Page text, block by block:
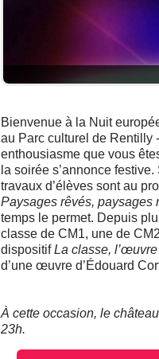
Bienvenue à la Nuit
au Parc culturel de Rentilly
enthousiasme que vous
la soirée s’annonce
travaux d’élèves sont au
Paysages rêvés, paysages
temps le permet. Depuis
classe de CM1, une de
dispositifLa classe, l’œuvre
d’une œuvre d’Édouard
À cette occasion, le
23h.